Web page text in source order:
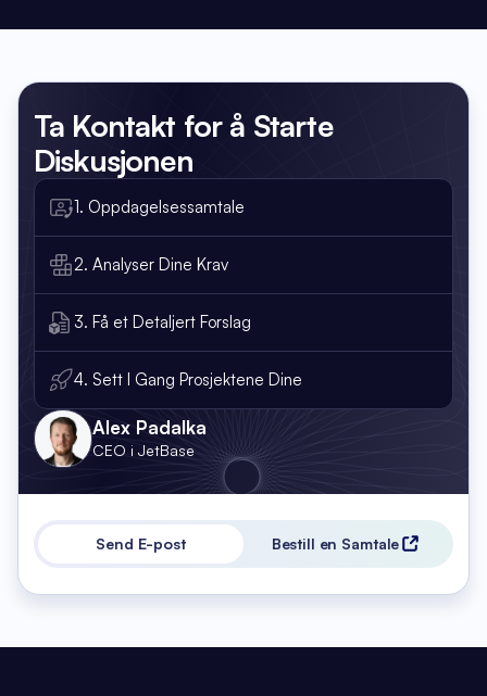
Ta Kontakt for å Starte
Diskusjonen
1. Oppdagelsessamtale
2. Analyser Dine Krav
3. Få et Detaljert Forslag
4. Sett I Gang Prosjektene Dine
Alex Padalka
CEO i JetBase
Send E-post Bestill en Samtale